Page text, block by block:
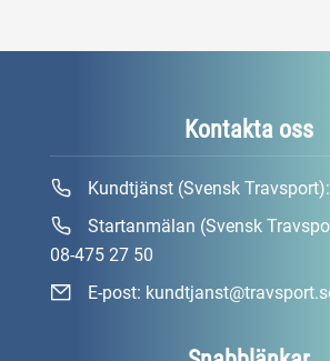
Kontakta oss
Kundtjänst (Svensk Travsport):
Startanmälan (Svensk
08-475 27 50
E-post: